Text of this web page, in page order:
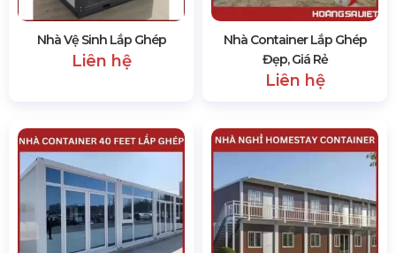
Nhà Vệ Sinh Lắp Ghép
Liên hệ
Nhà Container Lắp Ghép
Đẹp, Giá Rẻ
Liên hệ